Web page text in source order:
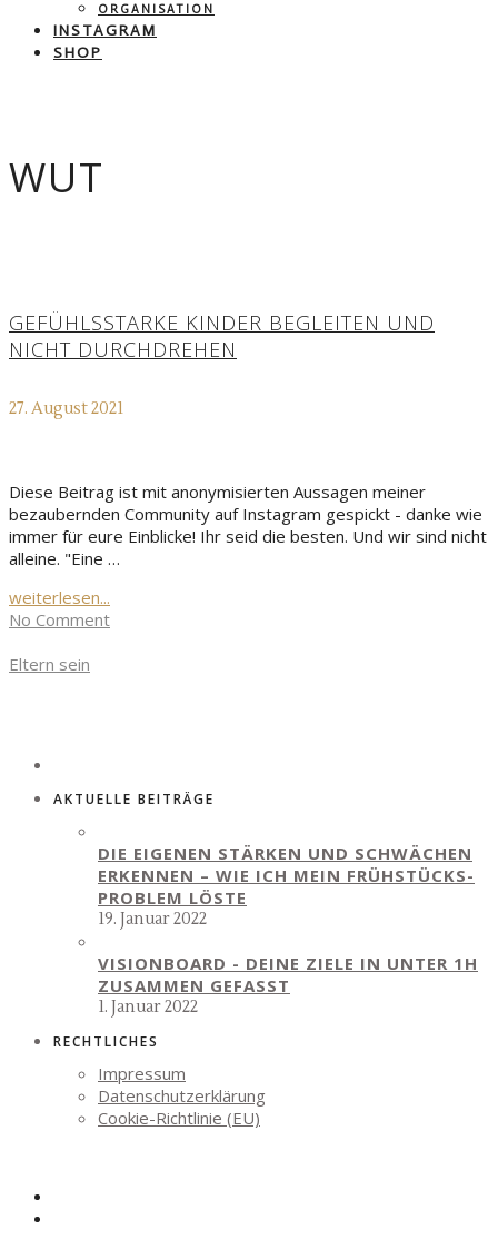
ORGANISATION
INSTAGRAM
SHOP
WUT
GEFÜHLSSTARKE KINDER BEGLEITEN UND
NICHT DURCHDREHEN
27. August 2021
Diese Beitrag ist mit anonymisierten Aussagen meiner
bezaubernden Community auf Instagram gespickt - danke wie
immer für eure Einblicke! Ihr seid die besten. Und wir sind nicht
alleine. "Eine …
weiterlesen...
No Comment
Eltern sein
AKTUELLE BEITRÄGE
DIE EIGENEN STÄRKEN UND SCHWÄCHEN
ERKENNEN – WIE ICH MEIN FRÜHSTÜCKS-
PROBLEM LÖSTE
19. Januar 2022
VISIONBOARD - DEINE ZIELE IN UNTER 1H
ZUSAMMEN GEFASST
1. Januar 2022
RECHTLICHES
Impressum
Datenschutzerklärung
Cookie-Richtlinie (EU)